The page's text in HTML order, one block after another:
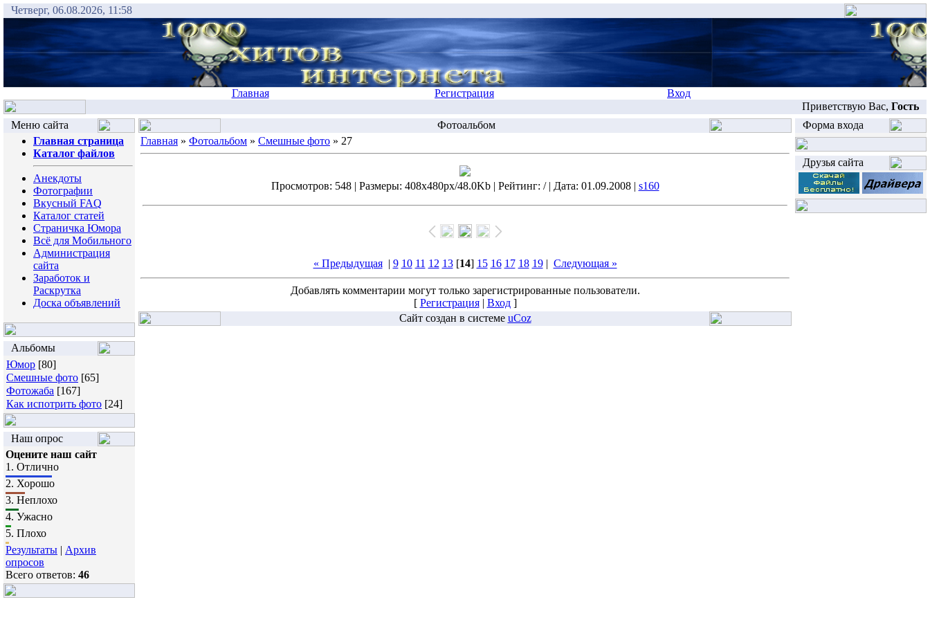
Четверг, 06.08.2026, 11:58
Главная Регистрация
Вход
Приветствую Вас, Гость
Меню сайта
Главная страница
Каталог файлов
Анекдоты
Фотографии
Вкусный FAQ
Каталог статей
Страничка Юмора
Всё для Мобильного
Администрация
сайта
Заработок и
Раскрутка
Доска объявлений
Альбомы
Юмор [80]
Смешные фото [65]
Фотожаба [167]
Как испотрить фото [24]
Наш опрос
Оцените наш сайт
1. Отлично
2. Хорошо
3. Неплохо
4. Ужасно
5. Плохо
Результаты | Архив
опросов
Всего ответов: 46
Фотоальбом
Главная » Фотоальбом » Смешные фото » 27
Просмотров: 548 | Размеры: 408x480px/48.0Kb | Рейтинг: / | Дата: 01.09.2008 | s160
« Предыдущая| 9 10 11 12 13[14] 15 16 17 18 19| Следующая »
Добавлять комментарии могут только зарегистрированные пользователи.
[ Регистрация| Вход]
Сайт создан в системе uCoz
Форма входа
Друзья сайта